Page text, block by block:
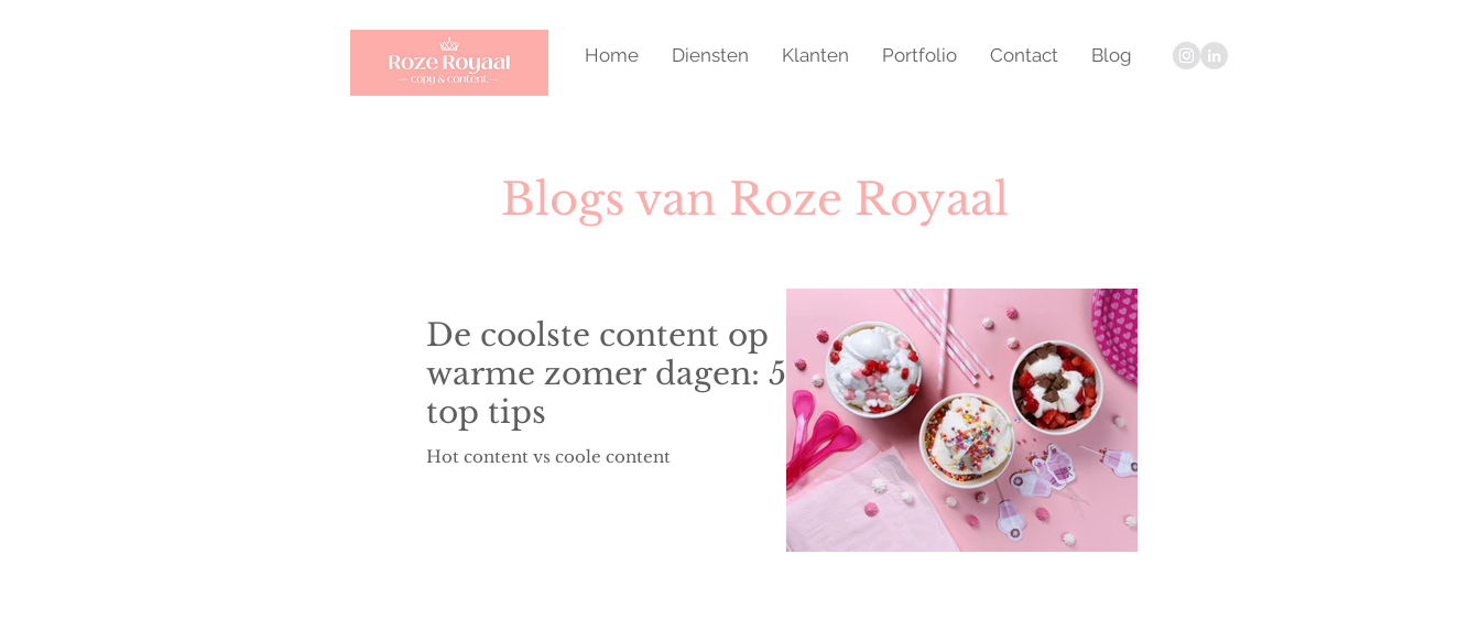
Home Diensten Klanten Portfolio Contact Blog
Blogs van Roze Royaal
De coolste content op
warme zomer dagen: 5
top tips
Hot content vs coole content